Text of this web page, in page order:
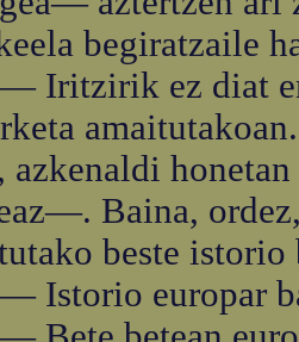
begiratzaile
ez diat
azkenaldi
Baina,
beste
europar